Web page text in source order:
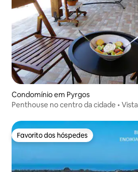
Condomínio em Pyrgos
Penthouse no centro da cidade •
Favorito dos hóspedes
Favorito dos hóspedes